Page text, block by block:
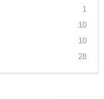
1
10
10
28